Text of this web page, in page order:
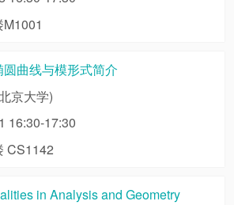
圆曲线与模形式简介
京大学)
16:30-17:30
CS1142
in Analysis and Geometry